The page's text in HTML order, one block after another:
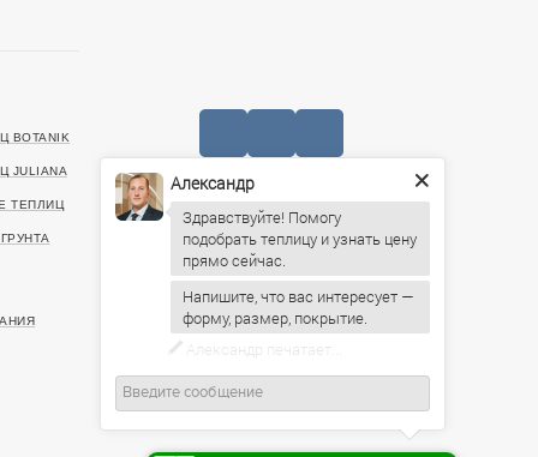
BOTANIK
JULIANA
ТЕПЛИЦ
+7 (727) 390-05-75
20499, г. Алматы, Санаторная улица, 46
ИНН: 221140022903
Сб: 10:00 – 16:00, Вс: По
предварительному согласованию
Александр
Здравствуйте! Помогу
подобрать теплицу и узнать цену
прямо сейчас.
Напишите, что вас интересует —
форму, размер, покрытие.